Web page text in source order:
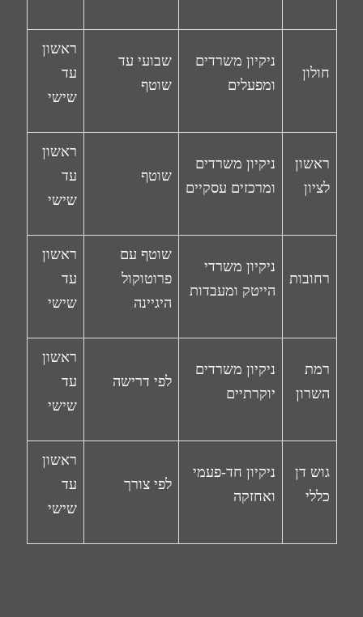
חולון
ניקיון משרדים
ומפעלים
שבועי עד
שוטף
ראשון
עד
שישי
ראשון
לציון
ניקיון משרדים
ומרכזים עסקיים
שוטף
ראשון
עד
שישי
רחובות
ניקיון משרדי
הייטק ומעבדות
שוטף עם
פרוטוקול
היגיינה
ראשון
עד
שישי
רמת
השרון
ניקיון משרדים
יוקרתיים
לפי דרישה
ראשון
עד
שישי
גוש דן
כללי
ניקיון חד-פעמי
ואחזקה
לפי צורך
ראשון
עד
שישי